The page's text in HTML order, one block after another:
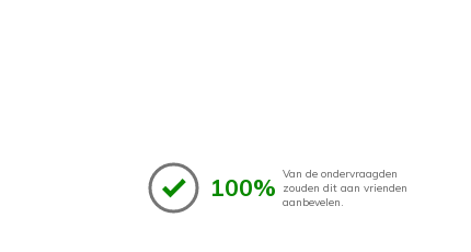
100% Van de ondervraagden
zouden dit aan vrienden
aanbevelen.